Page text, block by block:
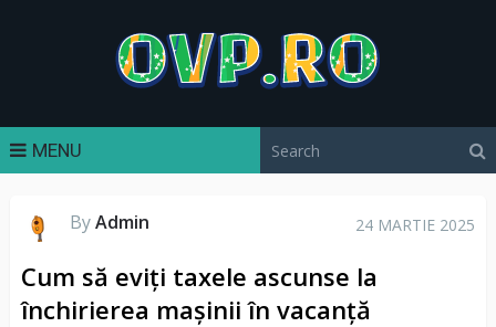
MENU
ByAdmin 24 MARTIE 2025
Cum să eviți taxele ascunse la
închirierea mașinii în vacanță